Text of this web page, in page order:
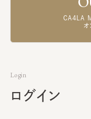
CA4LA
オ
Login
ログイン